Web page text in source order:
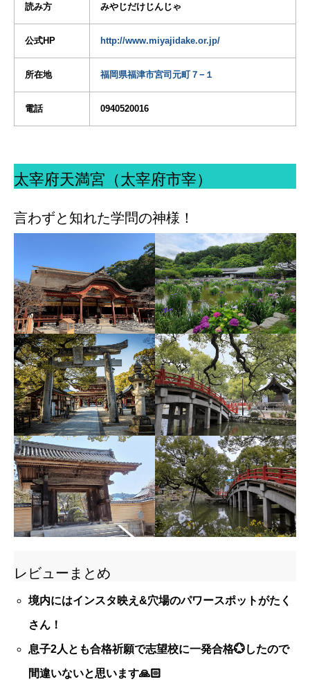
読み方 みやじだけじんじゃ
公式HP http://www.miyajidake.or.jp/
所在地 福岡県福津市宮司元町７−１
電話 0940520016
太宰府天満宮（太宰府市宰）
言わずと知れた学問の神様！
レビューまとめ
境内にはインスタ映え&穴場のパワースポットがたく
さん！
息子2人とも合格祈願で志望校に一発合格💮したので
間違いないと思います🙏🏻